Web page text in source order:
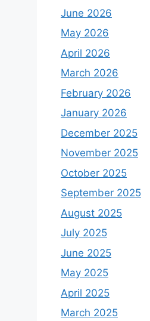
June 2026
May 2026
April 2026
March 2026
February 2026
January 2026
December 2025
November 2025
October 2025
September 2025
August 2025
July 2025
June 2025
May 2025
April 2025
March 2025